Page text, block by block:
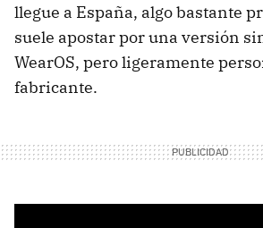
llegue a España, algo bastante
suele apostar por una versión
WearOS, pero ligeramente
fabricante.